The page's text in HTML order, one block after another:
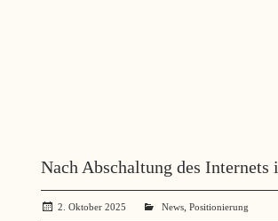
Nach Abschaltung des
2. Oktober 2025 administrator
News ,Positionierung